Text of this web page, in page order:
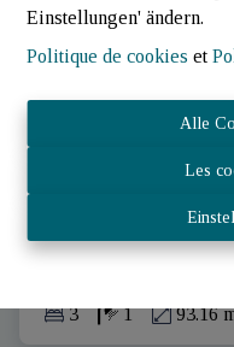
Einstellungen' ändern.
Politique de cookies et
Alle
Les
9740 Wincrange
3 1 93.16